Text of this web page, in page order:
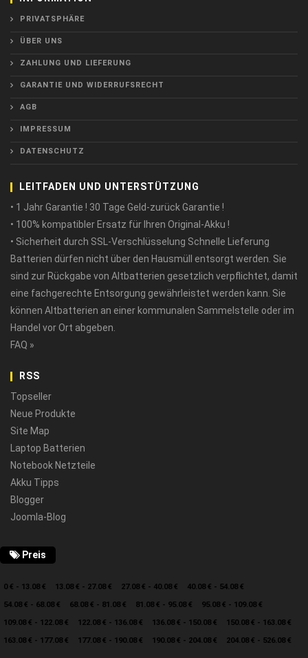
PRIVATSPHÄRE
ÜBER UNS
ZAHLUNG UND LIEFERUNG
GARANTIE UND WIDERRUFSRECHT
AGB
IMPRESSUM
DATENSCHUTZ
LEITFADEN UND UNTERSTÜTZUNG
• 1 Jahr Garantie ! 30 Tage Geld-zurück Garantie !
• 100% kompatibler Ersatz für Ihren Original-Akku !
• Sicherheit durch SSL-Verschlüsselung Schnelle Lieferung
Batterien dürfen nicht über den Hausmüll entsorgt werden. Sie
sind zur Rückgabe von Altbatterien gesetzlich verpflichtet, damit
eine fachgerechte Entsorgung gewährleistet werden kann. Sie
können Altbatterien an einer kommunalen Sammelstelle oder im
Handel vor Ort abgeben.
FAQ »
RSS
Topseller
Neue Produkte
Site Map
Laptop Batterien
Notebook Netzteile
Akku Tipps
Blogger
Joomla-Blog
Preis
0 € - 13.08 € 13.08 € - 27.08 € 27.08 € - 40.08 €
40.08 € - 54.08 €
54.08 € - 68.08 €
68.08 € - 81.08 € 81.08 € - 95.08 €
95.08 € - 109.08 €
109.08 € - 122.08 €
122.08 € - 136.08 € 136.08 € - 150.08 €
150.08 € - 163.08 €
163.08 € - 177.08 €
177.08 € - 190.08 € 190.08 € - 204.08 € 204.08 € - 526.08 €